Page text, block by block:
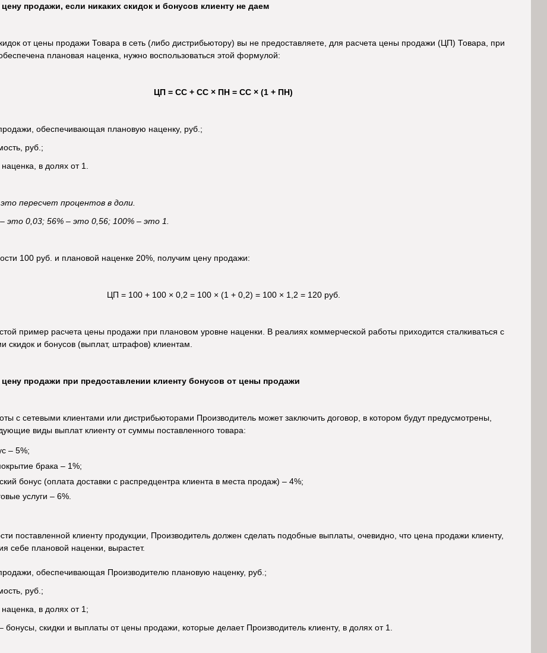
продажи, если никаких скидок и бонусов клиенту не даем
от цены продажи Товара в сеть (либо дистрибьютору) вы не предоставляете, для расчета цены продажи (ЦП) Товара, при
плановая наценка, нужно воспользоваться этой формулой:
ЦП = СС + СС × ПН = СС × (1 + ПН)
обеспечивающая плановую наценку, руб.;
руб.;
в долях от 1.
пересчет процентов в доли.
это 0,03; 56% – это 0,56; 100% – это 1.
100 руб. и плановой наценке 20%, получим цену продажи:
ЦП = 100 + 100 × 0,2 = 100 × (1 + 0,2) = 100 × 1,2 = 120 руб.
пример расчета цены продажи при плановом уровне наценки. В реалиях коммерческой работы приходится сталкиваться с
скидок и бонусов (выплат, штрафов) клиентам.
цену продажи при предоставлении клиенту бонусов от цены продажи
с сетевыми клиентами или дистрибьюторами Производитель может заключить договор, в котором будут предусмотрены,
виды выплат клиенту от суммы поставленного товара:
– 5%;
брака – 1%;
бонус (оплата доставки с распредцентра клиента в места продаж) – 4%;
услуги – 6%.
поставленной клиенту продукции, Производитель должен сделать подобные выплаты, очевидно, что цена продажи клиенту,
себе плановой наценки, вырастет.
обеспечивающая Производителю плановую наценку, руб.;
руб.;
в долях от 1;
бонусы, скидки и выплаты от цены продажи, которые делает Производитель клиенту, в долях от 1.